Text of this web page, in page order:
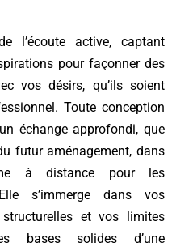
l’écoute active, captant
pour façonner des
vos désirs, qu’ils soient
Toute conception
échange approfondi, que
futur aménagement, dans
à distance pour les
s’immerge dans vos
et vos limites
bases solides d’une